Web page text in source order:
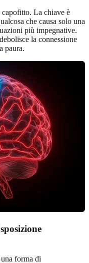
capofitto. La chiave è
che causa solo una
più impegnative.
la connessione
paura.
forma di